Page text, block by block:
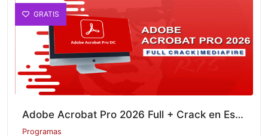
GRATIS
Adobe Acrobat Pro 2026 Full + Crack en Español
Programas